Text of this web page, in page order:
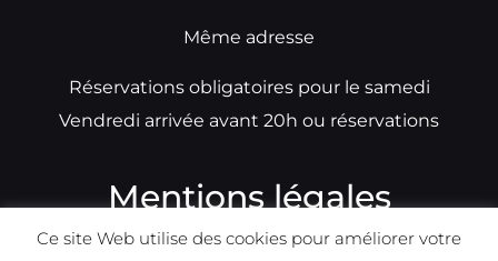
Même adresse
Réservations obligatoires pour le samedi
Vendredi arrivée avant 20h ou réservations
Mentions légales
Ce site Web utilise des cookies pour améliorer votre